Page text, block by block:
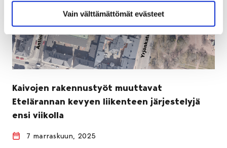
Vain välttämättömät evästeet
Kaivojen rakennustyöt muuttavat
Etelärannan kevyen liikenteen järjestelyjä
ensi viikolla
7 marraskuun, 2025